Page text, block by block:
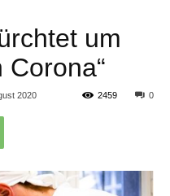
um
Corona“
2020 0
2459